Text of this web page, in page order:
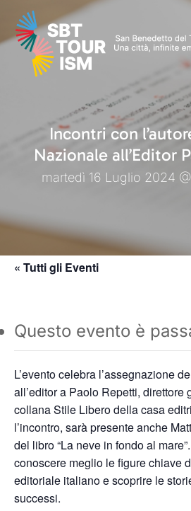
Skip
main
content
Incontri con
Nazionale all’Editor
martedì 16 Luglio 2024
« Tutti gli Eventi
Questo evento è
L’evento celebra l’assegnazione
all’editor a Paolo Repetti, direttore
collana Stile Libero della casa
l’incontro, sarà presente anche
del libro “La neve in fondo al
conoscere meglio le figure chiave
editoriale italiano e scoprire le
successi.